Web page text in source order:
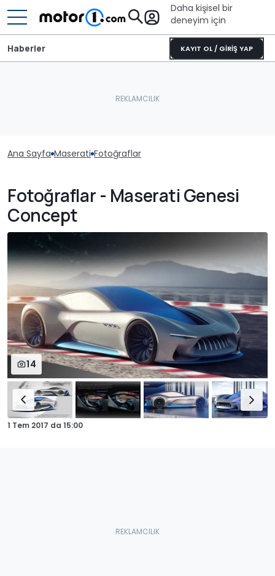
Daha kişisel bir
deneyim için
KAYIT OL / GİRİŞ YAP
Haberler
Ana Sayfa Maserati Fotoğraflar
Fotoğraflar - Maserati Genesi
Concept
14
1 Tem 2017 da 15:00